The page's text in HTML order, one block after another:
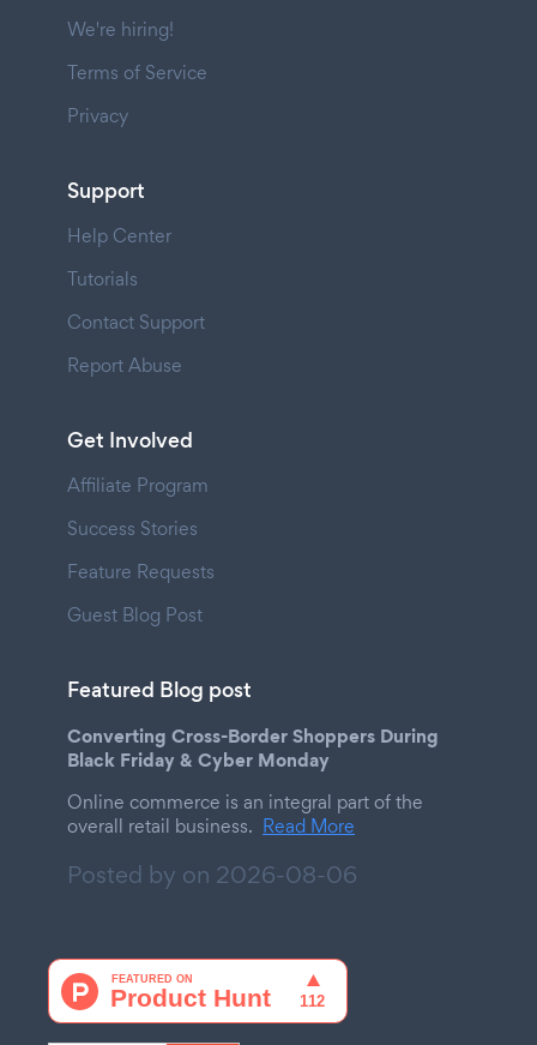
We're hiring!
Terms of Service
Privacy
Support
Help Center
Tutorials
Contact Support
Report Abuse
Get Involved
Affiliate Program
Success Stories
Feature Requests
Guest Blog Post
Featured Blog post
Converting Cross-Border Shoppers During
Black Friday & Cyber Monday
Online commerce is an integral part of the
overall retail business. Read More
Posted by on 2026-08-06